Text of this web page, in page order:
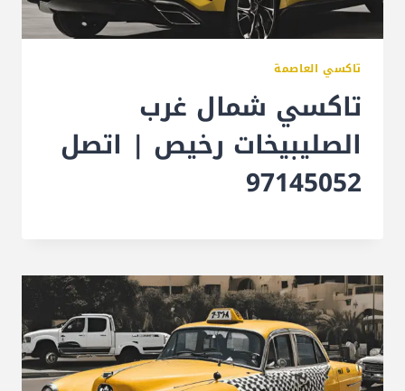
تاكسي العاصمة
تاكسي شمال غرب
الصليبيخات رخيص | اتصل
97145052